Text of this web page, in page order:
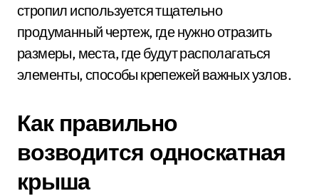
стропил используется тщательно
продуманный чертеж, где нужно отразить
размеры, места, где будут располагаться
элементы, способы крепежей важных узлов.
Как правильно
возводится односкатная
крыша